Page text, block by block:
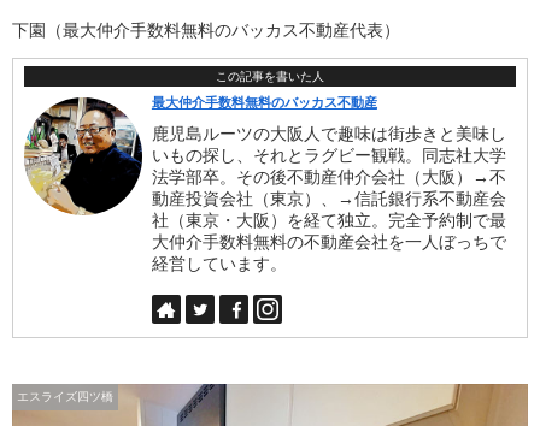
下園（最大仲介手数料無料のバッカス不動産代表）
この記事を書いた人
最大仲介手数料無料のバッカス不動産
鹿児島ルーツの大阪人で趣味は街歩きと美味し
いもの探し、それとラグビー観戦。同志社大学
法学部卒。その後不動産仲介会社（大阪）→不
動産投資会社（東京）、→信託銀行系不動産会
社（東京・大阪）を経て独立。完全予約制で最
大仲介手数料無料の不動産会社を一人ぼっちで
経営しています。
エスライズ四ツ橋